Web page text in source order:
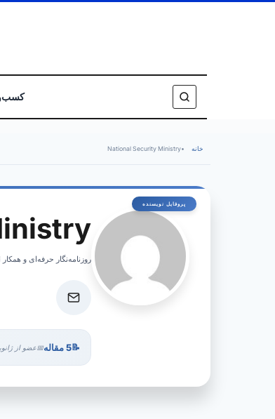
خانه •
National Security Ministry
روزنامه‌نگار حرفه‌ای و همکار israelnews.world، پوشش اخبار فوری و تحلیل‌های عمیق از امور اسرائیل.
5 مقاله عضو از ژانویه